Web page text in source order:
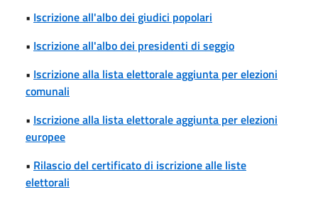
• Iscrizione all'albo dei giudici popolari
• Iscrizione all'albo dei presidenti di seggio
• Iscrizione alla lista elettorale aggiunta per elezioni
comunali
• Iscrizione alla lista elettorale aggiunta per elezioni
europee
• Rilascio del certificato di iscrizione alle liste
elettorali